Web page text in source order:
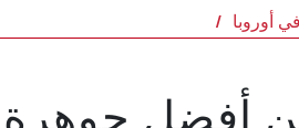
أوروبا
أفضل